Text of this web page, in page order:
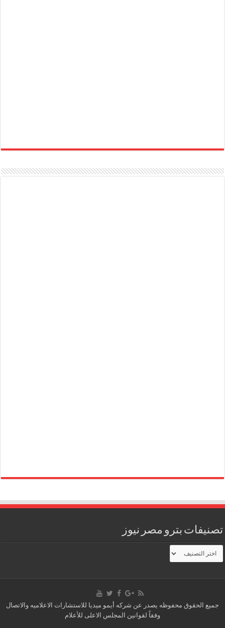
تصنيفات بترو مصر نيوز
تصنيفات
بترو
مصر
جميع الحقوق محفوظه يصدر عن شركه أيمو ميديا للاستشارات الاعلاميه والاتصال
وفقاً لقوانين المجلس الاعلى للأعلام